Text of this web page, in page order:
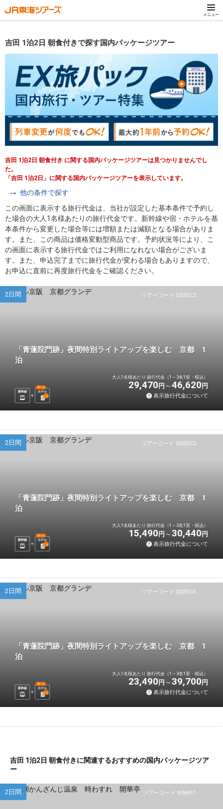
メニュー
吉田 1泊2日 朝食付きで探す国内パッケージツアー
吉田 1泊2日 朝食付き に関する国内パッケージツアーは見つかりませんでし
た。
「吉田 1泊2日」に関する国内パッケージツアーを表示しています。
他の条件で探す
この画面に表示する旅行代金は、当社が設定した基本条件で予約し
た場合の大人1名様あたりの旅行代金です。新幹線や宿・ホテルを基
本条件から変更した場合等には増額または減額となる場合がありま
す。また、この商品は価格変動型商品です。予約状況等により、こ
の画面に表示する旅行代金ではご利用になれない場合がございま
す。また、申込完了までに旅行代金が変わる場合もありますので、
お申込に直前に再度旅行代金をご確認ください。
ツアーコード Q02GC2
2日間
「青蓮院門跡」夜間特別ライトアップを楽しむ 京都 1
泊
新幹線 ホテル
選べる
1 泊
大人1名様あたり 旅行代金（1～3名1室・税込）
29,470 円 46,620 円
表示旅行代金について
ツアーコード Q02GC3
2日間
「青蓮院門跡」夜間特別ライトアップを楽しむ 京都 1
泊
新幹線 ホテル
選べる
1 泊
大人1名様あたり 旅行代金（1～3名1室・税込）
15,490 円 30,440 円
表示旅行代金について
ツアーコード Q02GC6
2日間
「青蓮院門跡」夜間特別ライトアップを楽しむ 京都 1
泊
新幹線 ホテル
選べる
1 泊
大人1名様あたり 旅行代金（1～3名1室・税込）
23,490 円 39,700 円
表示旅行代金について
吉田 1泊2日 朝食付きに関連するおすすめの国内パッケージツア
ー
ツアーコード N96911
2日間